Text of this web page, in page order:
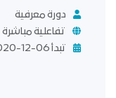
دورة معرفية
تفاعلية مباشرة
تبدأ 06-12-2020 إلى 08-12-2020 لمدة 24 ساعات